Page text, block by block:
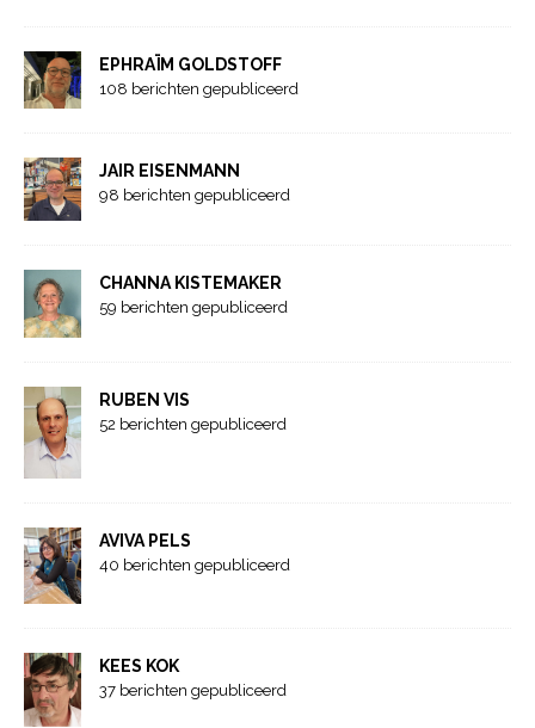
EPHRAÏM GOLDSTOFF
108 berichten gepubliceerd
JAIR EISENMANN
98 berichten gepubliceerd
CHANNA KISTEMAKER
59 berichten gepubliceerd
RUBEN VIS
52 berichten gepubliceerd
AVIVA PELS
40 berichten gepubliceerd
KEES KOK
37 berichten gepubliceerd